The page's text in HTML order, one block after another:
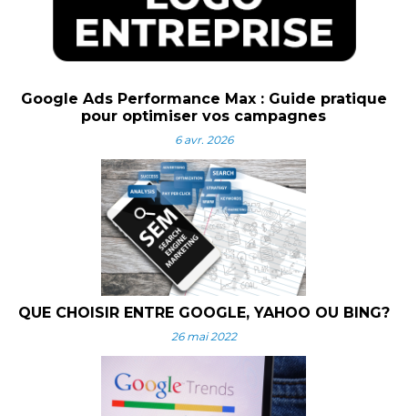
Google Ads Performance Max : Guide pratique
pour optimiser vos campagnes
6 avr. 2026
QUE CHOISIR ENTRE GOOGLE, YAHOO OU BING?
26 mai 2022